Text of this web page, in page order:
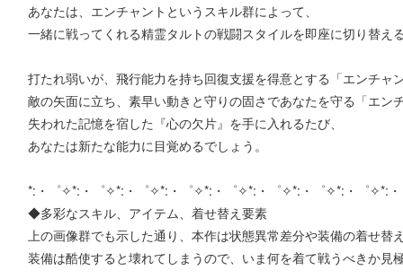
あなたは、エンチャントというスキル群によって、
一緒に戦ってくれる精霊タルトの戦闘スタイルを即座に切り替え
打たれ弱いが、飛行能力を持ち回復支援を得意とする「エンチャ
敵の矢面に立ち、素早い動きと守りの固さであなたを守る「エ
失われた記憶を宿した『心の欠片』を手に入れるたび、
あなたは新たな能力に目覚めるでしょう。
*:・゜✧*:・゜✧*:・゜✧*:・゜✧*:・゜✧*:・゜✧*:・゜✧*:・゜✧*:
◆多彩なスキル、アイテム、着せ替え要素
上の画像群でも示した通り、本作は状態異常差分や装備の着せ替
装備は酷使すると壊れてしまうので、いま何を着て戦うべきか見